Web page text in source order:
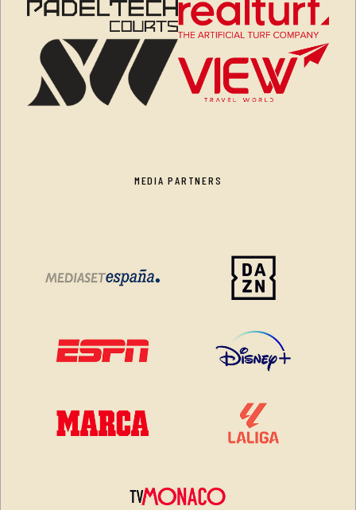
MEDIA PARTNERS